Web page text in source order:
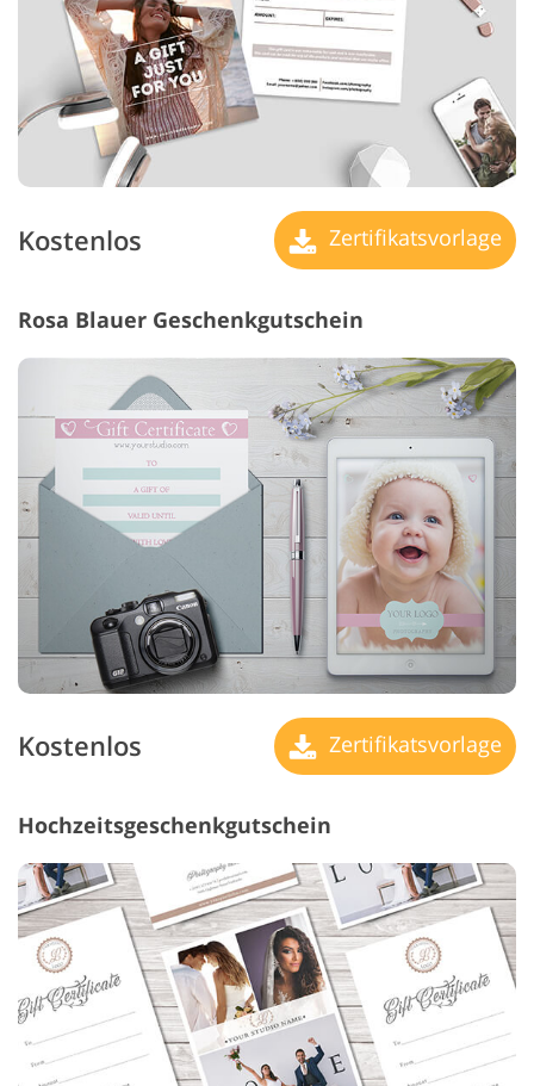
Kostenlos Zertifikatsvorlage
Rosa Blauer Geschenkgutschein
Kostenlos Zertifikatsvorlage
Hochzeitsgeschenkgutschein